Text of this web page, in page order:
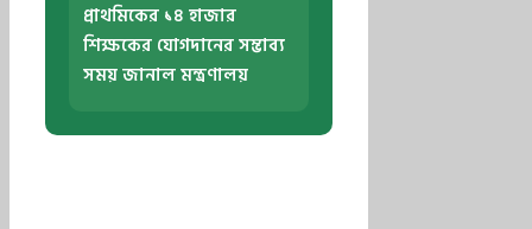
প্রাথমিকের ১৪ হাজার
শিক্ষকের যোগদানের সম্ভাব্য
সময় জানাল মন্ত্রণালয়